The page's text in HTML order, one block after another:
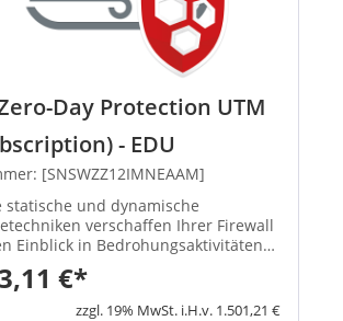
Day Protection UTM
- EDU
[SNSWZZ12IMNEAAM]
statische und dynamische
verschaffen Ihrer Firewall
Einblick in Bedrohungsaktivitäten
und blockieren so effektiv
sowie andere bekannte und
Bedrohungen. Mit d...
€*
zzgl. 19% MwSt. i.H.v. 1.501,21 €